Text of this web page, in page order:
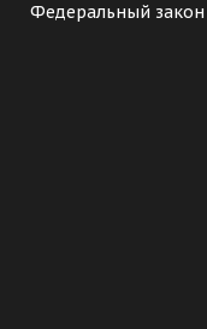
Федеральный